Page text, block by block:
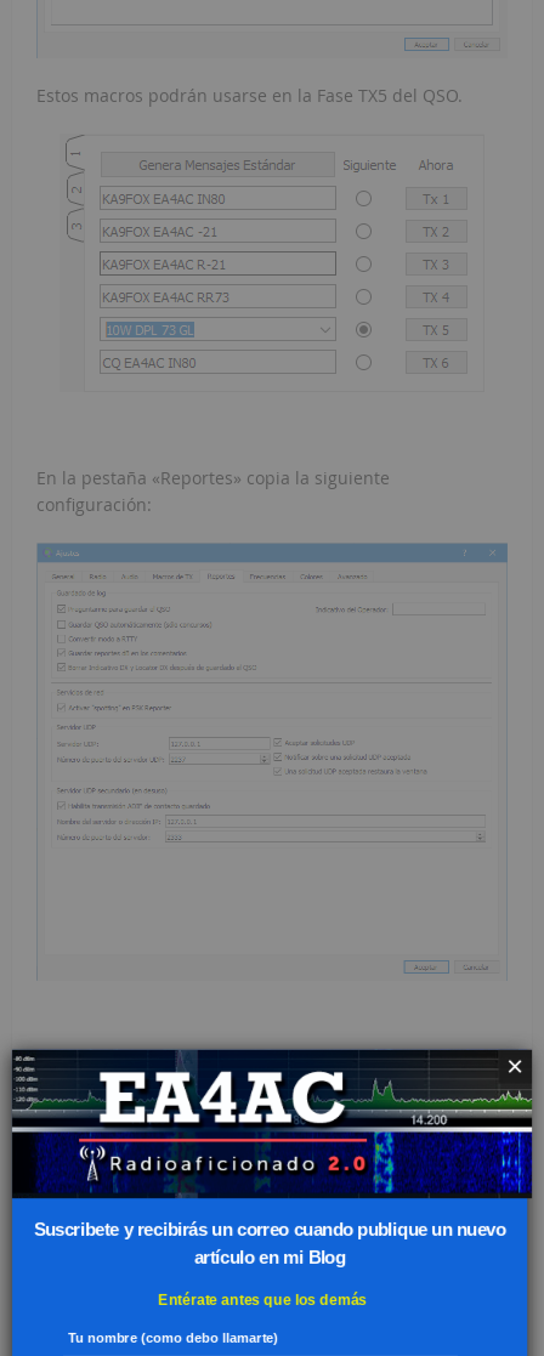
Estos macros podrán usarse en la Fase TX5 del QSO.
En la pestaña «Reportes» copia la siguiente
configuración:
En la pestaña «Frecuencias» no tocar nada.
Suscribete y recibirás un correo cuando publique un nuevo
artículo en mi Blog
Entérate antes que los demás
Tu nombre (como debo llamarte)
×